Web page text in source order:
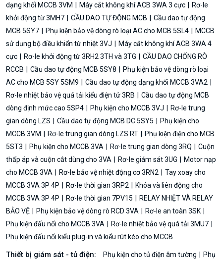
dạng khối MCCB 3VM
Máy cắt không khí ACB 3WA 3 cực
Rơ-le
khởi động từ 3MH7
CẦU DAO TỰ ĐỘNG MCB
Cầu dao tự động
MCB 5SY7
Phụ kiện bảo vệ dòng rò loại AC cho MCB 5SL4
MCCB
sử dụng bộ điều khiển từ nhiệt 3VJ
Máy cắt không khí ACB 3WA 4
cực
Rơ-le khởi động từ 3RH2 3TH và 3TG
CẦU DAO CHỐNG RÒ
RCCB
Cầu dao tự động MCB 5SY8
Phụ kiện bảo vệ dòng rò loại
AC cho MCB 5SY 5SM9
Cầu dao tự động dạng khối MCCB 3VA2
Rơ-le nhiệt bảo vệ quá tải kiểu điện tử 3RB
Cầu dao tự động MCB
dòng định mức cao 5SP4
Phụ kiện cho MCCB 3VJ
Rơ-le trung
gian dòng LZS
Cầu dao tự động MCB DC 5SY5
Phụ kiện cho
MCCB 3VM
Rơ-le trung gian dòng LZS RT
Phụ kiện điện cho MCB
5ST3
Phụ kiện cho MCCB 3VA Rơ-le trung gian dòng 3RQ
Cuộn
thấp áp và cuộn cắt dùng cho 3VA
Rơ-le giám sát 3UG
Motor nạp
cho MCCB 3VA
Rơ-le bảo vệ nhiệt động cơ 3RN2
Tay xoay cho
MCCB 3VA 3P 4P
Rơ-le thời gian 3RP2
Khóa và liên động cho
MCCB 3VA 3P 4P
Rơ-le thời gian 7PV15
RELAY NHIỆT VÀ RELAY
BẢO VỆ
Phụ kiện bảo vệ dòng rò RCD 3VA
Rơ-le an toàn 3SK
Phụ kiện đấu nối cho MCCB 3VA
Rơ-le nhiệt bảo vệ quá tải 3MU7
Phụ kiện đấu nối kiểu plug-in và kiểu rút kéo cho MCCB
Thiết bị giám sát - tủ điện: Phụ kiện cho tủ điện âm tường
Phụ